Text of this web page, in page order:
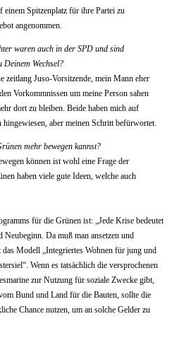
einem Spitzenplatz für ihre Partei zu
angenommen.
waren auch in der SPD und sind
Deinem Wechsel?
zeitlang Juso-Vorsitzende, mein Mann eher
Vorkommnissen um meine Person sahen
dort zu bleiben. Beide haben mich auf
aber meinen Schritt befürwortet.
mehr bewegen kannst?
können ist wohl eine Frage der
haben viele gute Ideen, welche auch
für die Grünen ist: „Jede Krise bedeutet
Neubeginn. Da muß man ansetzen und
Modell „Integriertes Wohnen für jung und
Wenn es tatsächlich die versprochenen
zur Nutzung für soziale Zwecke gibt,
Bund und Land für die Bauten, sollte die
Chance nutzen, um an solche Gelder zu